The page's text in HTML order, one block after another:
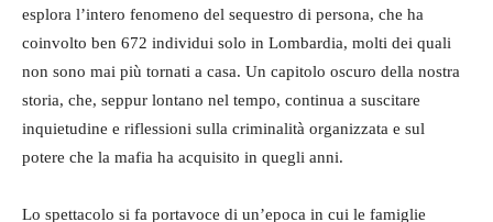
esplora l’intero fenomeno del sequestro di persona, che ha
coinvolto ben 672 individui solo in Lombardia, molti dei quali
non sono mai più tornati a casa. Un capitolo oscuro della nostra
storia, che, seppur lontano nel tempo, continua a suscitare
inquietudine e riflessioni sulla criminalità organizzata e sul
potere che la mafia ha acquisito in quegli anni.
Lo spettacolo si fa portavoce di un’epoca in cui le famiglie